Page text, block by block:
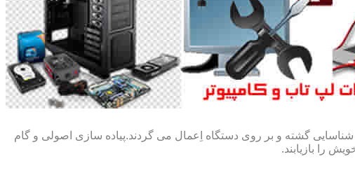
گشته و بر روی دستگاه اِعمال می گردند.پیاده سازی اصولی و گام
را بازیابند.